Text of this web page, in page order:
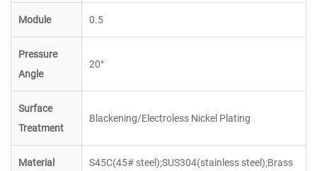
Module 0.5
Pressure
Angle
20°
Surface
Treatment
Blackening/Electroless Nickel Plating
Material S45C(45# steel);SUS304(stainless steel);Brass